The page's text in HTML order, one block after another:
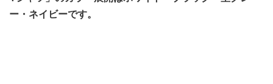
ー・ネイビーです。